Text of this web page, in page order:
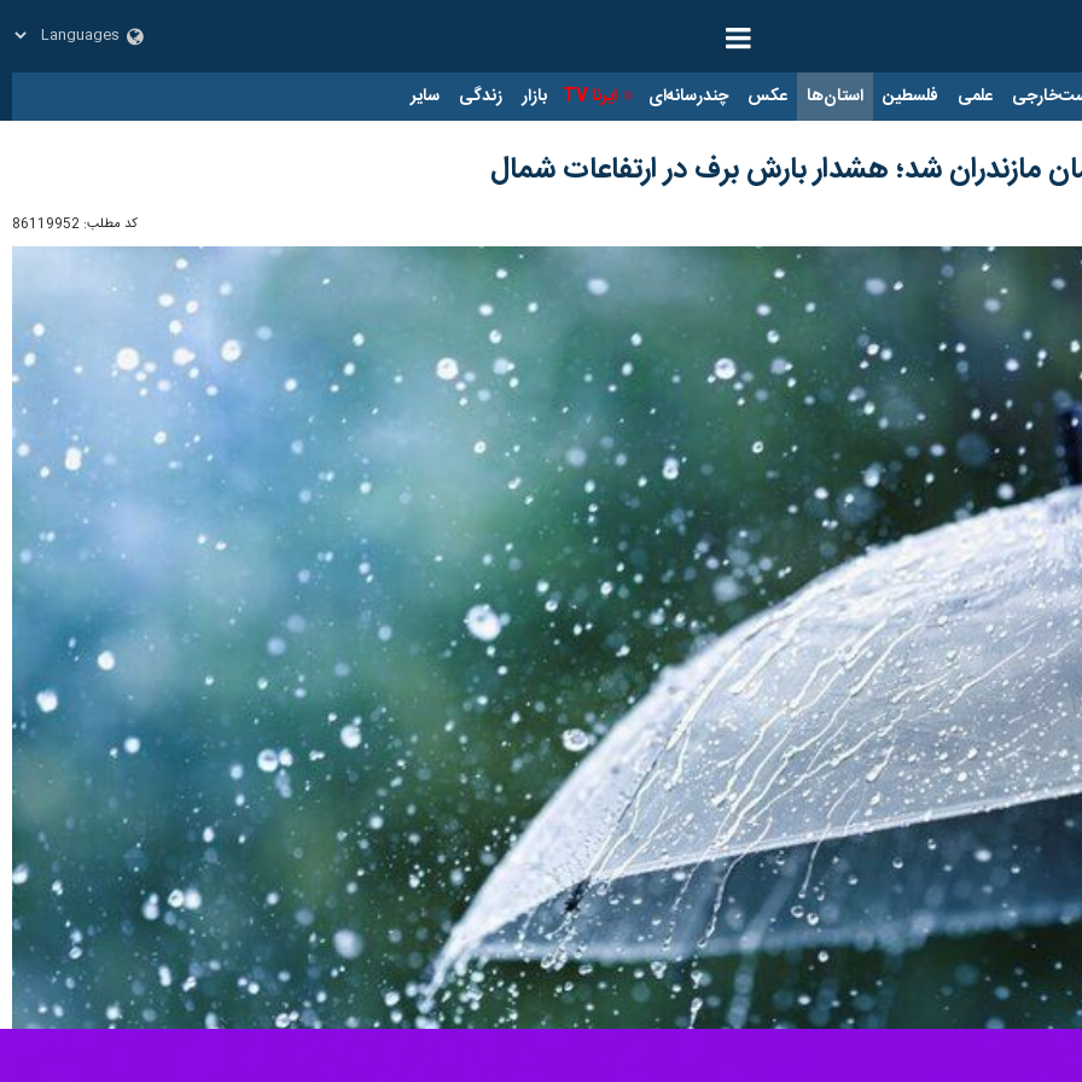
علمی فلسطین استان‌ها عکس چندرسانه‌ای ایرنا TV بازار زندگی سایر
مازندران شد؛ هشدار بارش برف در ارتفاعات شمال
کد مطلب: 86119952